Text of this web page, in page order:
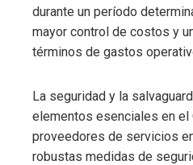
durante un período
mayor control de costos y
términos de gastos
La seguridad y la
elementos esenciales en el
proveedores de servicios
robustas medidas de